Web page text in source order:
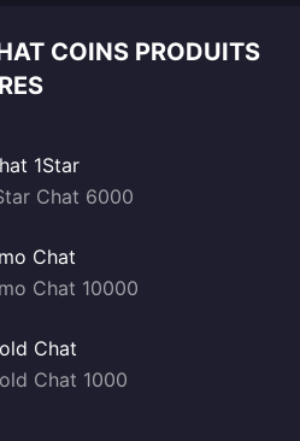
COINS PRODUITS
1Star
Chat 6000
Chat
Chat 10000
Chat
Chat 1000